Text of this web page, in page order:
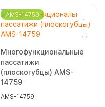
AMS-14759
Многофункциональные
пассатижи
(плоскогубцы) AMS-
14759
AMS-14759